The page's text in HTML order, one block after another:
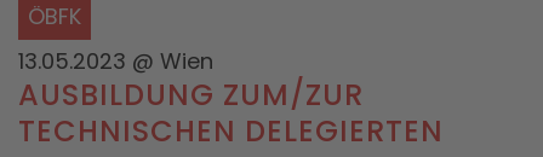
ÖBFK
13.05.2023 @ Wien
AUSBILDUNG ZUM/ZUR
TECHNISCHEN DELEGIERTEN